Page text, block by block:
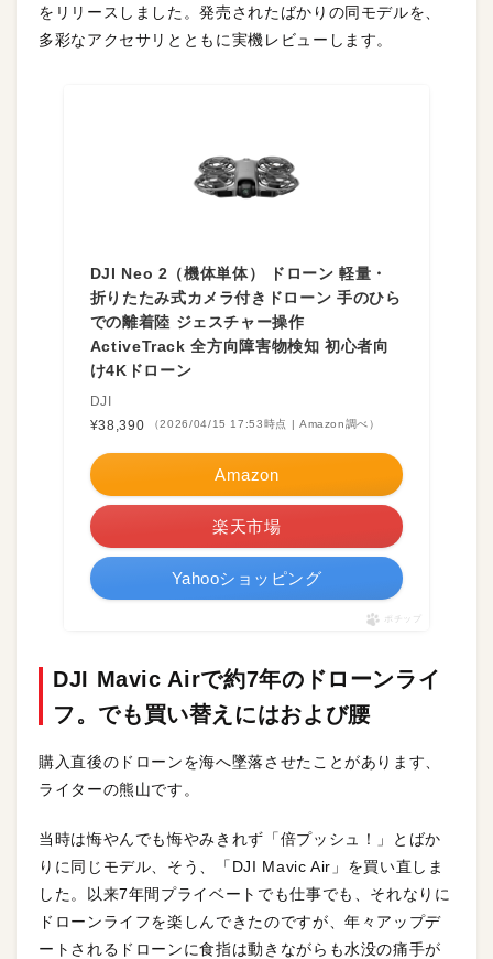
をリリースしました。発売されたばかりの同モデルを、
多彩なアクセサリとともに実機レビューします。
DJI Neo 2（機体単体） ドローン 軽量・
折りたたみ式カメラ付きドローン 手のひら
での離着陸 ジェスチャー操作
ActiveTrack 全方向障害物検知 初心者向
け4Kドローン
DJI
¥38,390
（2026/04/15 17:53時点 | Amazon調べ）
Amazon
楽天市場
Yahooショッピング
ポチップ
DJI Mavic Airで約7年のドローンライ
フ。でも買い替えにはおよび腰
購入直後のドローンを海へ墜落させたことがあります、
ライターの熊山です。
当時は悔やんでも悔やみきれず「倍プッシュ！」とばか
りに同じモデル、そう、「DJI Mavic Air」を買い直しま
した。以来7年間プライベートでも仕事でも、それなりに
ドローンライフを楽しんできたのですが、年々アップデ
ートされるドローンに食指は動きながらも水没の痛手が